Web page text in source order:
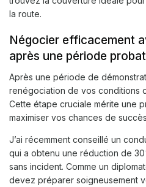
Négocier efficacement
après une période
Après une période de
renégociation de vos conditions
Cette étape cruciale mérite une
maximiser vos chances de
J’ai récemment conseillé un
qui a obtenu une réduction de
sans incident. Comme un
devez préparer soigneusement